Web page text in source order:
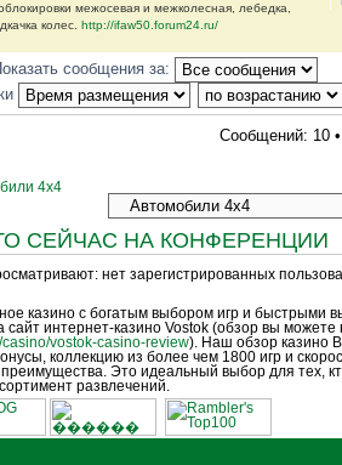
межосевая и межколесная, лебедка,
колес. http://ifaw50.forum24.ru/
сообщения за:
Сообщений: 10
4х4
СЕЙЧАС НА КОНФЕРЕНЦИИ
нет зарегистрированных
казино с богатым выбором игр и быстрыми
сайт интернет-казино Vostok (обзор вы можете
vostok-casino-review). Наш обзор казино
коллекцию из более чем 1800 игр и
Это идеальный выбор для тех,
развлечений.